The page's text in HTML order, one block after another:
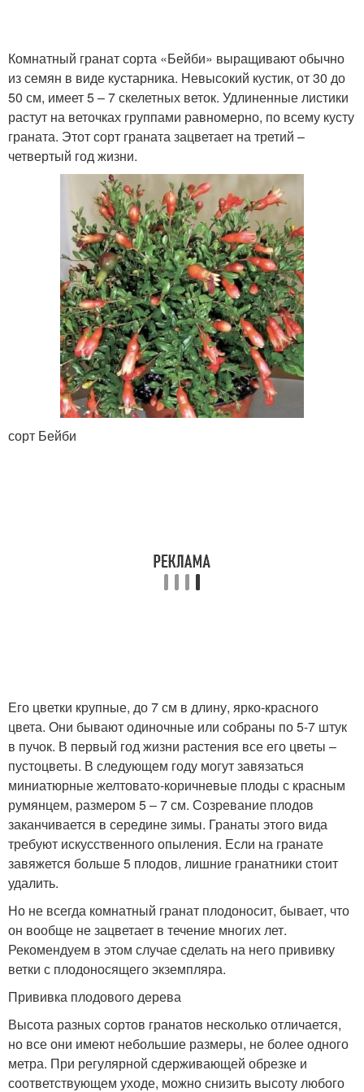
Комнатный гранат сорта «Бейби» выращивают обычно
из семян в виде кустарника. Невысокий кустик, от 30 до
50 см, имеет 5 – 7 скелетных веток. Удлиненные листики
растут на веточках группами равномерно, по всему кусту
граната. Этот сорт граната зацветает на третий –
четвертый год жизни.
сорт Бейби
Его цветки крупные, до 7 см в длину, ярко-красного
цвета. Они бывают одиночные или собраны по 5-7 штук
в пучок. В первый год жизни растения все его цветы –
пустоцветы. В следующем году могут завязаться
миниатюрные желтовато-коричневые плоды с красным
румянцем, размером 5 – 7 см. Созревание плодов
заканчивается в середине зимы. Гранаты этого вида
требуют искусственного опыления. Если на гранате
завяжется больше 5 плодов, лишние гранатники стоит
удалить.
Но не всегда комнатный гранат плодоносит, бывает, что
он вообще не зацветает в течение многих лет.
Рекомендуем в этом случае сделать на него прививку
ветки с плодоносящего экземпляра.
Прививка плодового дерева
Высота разных сортов гранатов несколько отличается,
но все они имеют небольшие размеры, не более одного
метра. При регулярной сдерживающей обрезке и
соответствующем уходе, можно снизить высоту любого